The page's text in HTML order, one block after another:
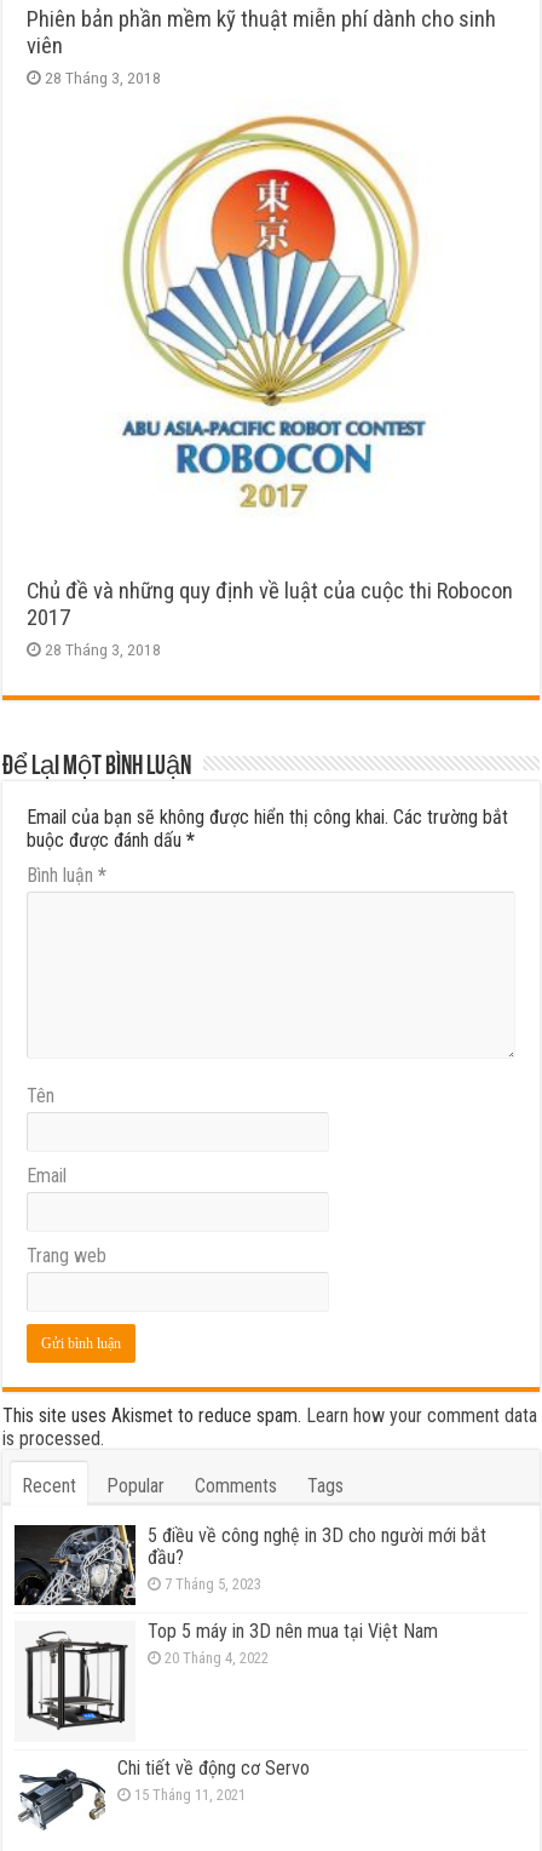
Phiên bản phần mềm kỹ thuật miễn phí dành cho sinh
viên
28 Tháng 3, 2018
Chủ đề và những quy định về luật của cuộc thi Robocon
2017
28 Tháng 3, 2018
Để lại một bình luận
Email của bạn sẽ không được hiển thị công khai. Các trường bắt
buộc được đánh dấu*
Bình luận*
Tên
Email
Trang web
This site uses Akismet to reduce spam. Learn how your comment data
is processed.
Recent Popular Comments Tags
5 điều về công nghệ in 3D cho người mới bắt
đầu?
7 Tháng 5, 2023
Top 5 máy in 3D nên mua tại Việt Nam
20 Tháng 4, 2022
Chi tiết về động cơ Servo
15 Tháng 11, 2021